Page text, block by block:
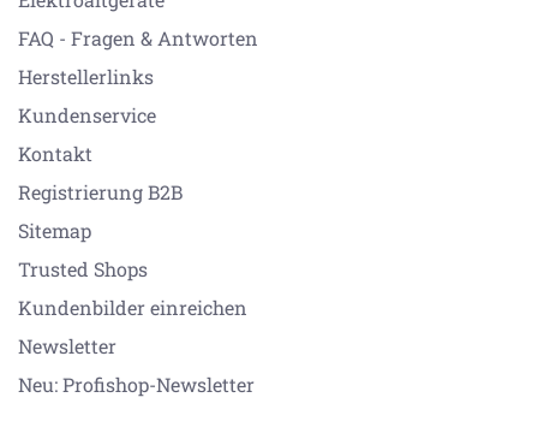
FAQ - Fragen & Antworten
Herstellerlinks
Kundenservice
Kontakt
Registrierung B2B
Sitemap
Trusted Shops
Kundenbilder einreichen
Newsletter
Neu: Profishop-Newsletter